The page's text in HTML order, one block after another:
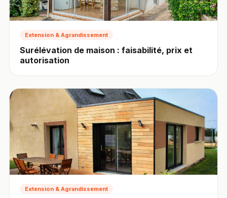
Extension & Agrandissement
Surélévation de maison : faisabilité, prix et
autorisation
Extension & Agrandissement